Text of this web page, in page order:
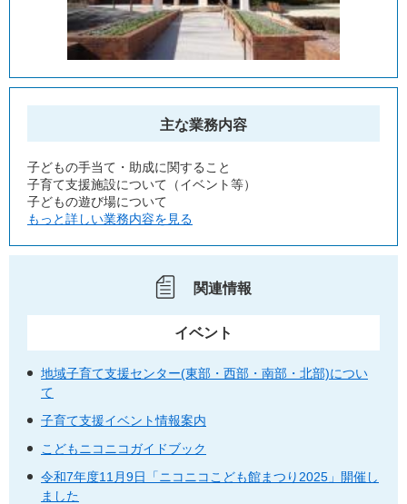
主な業務内容
子どもの手当て・助成に関すること
子育て支援施設について（イベント等）
子どもの遊び場について
もっと詳しい業務内容を見る
関連情報
イベント
地域子育て支援センター(東部・西部・南部・北部)につい
て
子育て支援イベント情報案内
こどもニコニコガイドブック
令和7年度11月9日「ニコニコこども館まつり2025」開催し
ました